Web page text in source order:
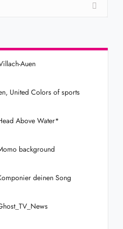
Auen
United Colors of sports
Above Water*
background
deinen Song